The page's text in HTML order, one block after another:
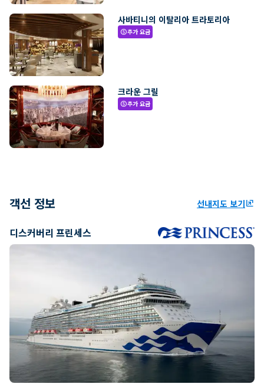
사바티니의 이탈리아 트라토리아
paid추가 요금
크라운 그릴
paid추가 요금
객선 정보 선내지도 보기ungroup
디스커버리 프린세스